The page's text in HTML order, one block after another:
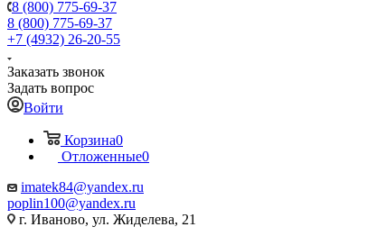
8 (800) 775-69-37
8 (800) 775-69-37
+7 (4932) 26-20-55
Заказать звонок
Задать вопрос
Войти
Корзина0
Отложенные0
imatek84@yandex.ru
poplin100@yandex.ru
г. Иваново, ул. Жиделева, 21